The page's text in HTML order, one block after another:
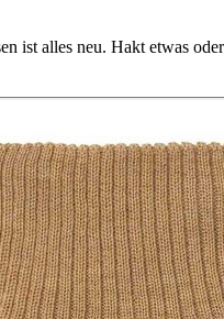
ist alles neu. Hakt etwas